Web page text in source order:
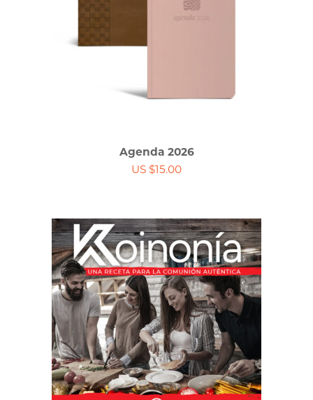
Agenda 2026
US $15.00